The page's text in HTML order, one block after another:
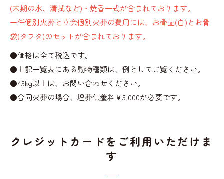
(末期の水、清拭など)・焼香一式が含まれております。
一任個別火葬と立会個別火葬の費用には、お骨壷(白)とお骨
袋(タフタ)のセットが含まれております。
●価格は全て税込です。
●上記一覧表にある動物種類は、例としてご覧ください。
●45kg以上は、お問い合わせください。
●合同火葬の場合、埋葬供養料￥5,000が必要です。
クレジットカードをご利用いただけま
す